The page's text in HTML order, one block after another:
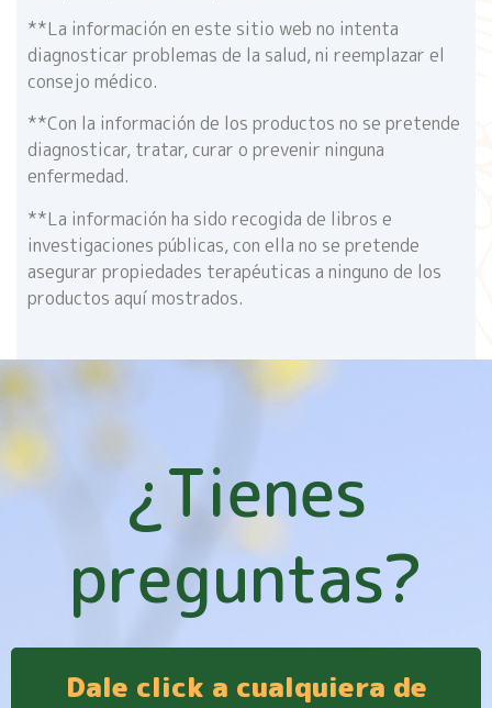
**La información en este sitio web no intenta
diagnosticar problemas de la salud, ni reemplazar el
consejo médico.
**Con la información de los productos no se pretende
diagnosticar, tratar, curar o prevenir ninguna
enfermedad.
**La información ha sido recogida de libros e
investigaciones públicas, con ella no se pretende
asegurar propiedades terapéuticas a ninguno de los
productos aquí mostrados.
¿Tienes
preguntas?
Dale click a cualquiera de